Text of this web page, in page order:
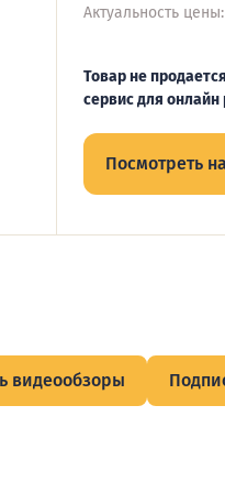
Актуальность
Товар не
сервис для
Посмотреть
видеообзоры